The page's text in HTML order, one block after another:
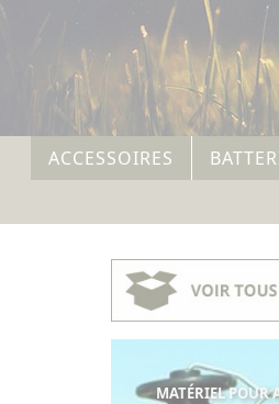
ACCESSOIRES
MATÉRIEL POUR